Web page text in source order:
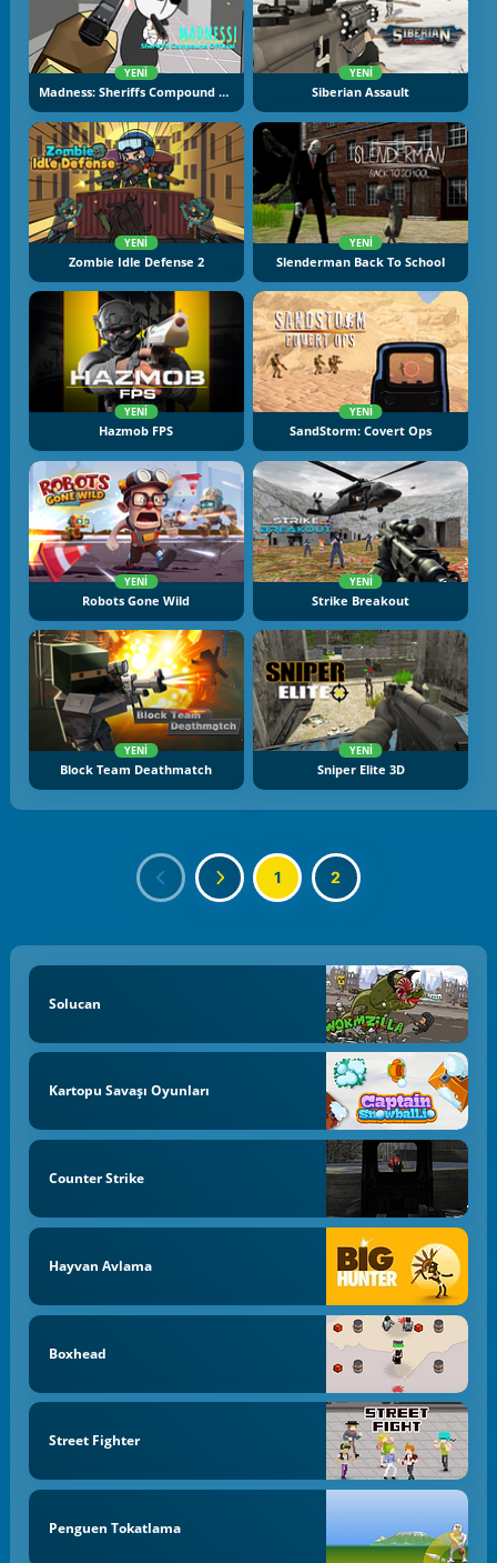
YENI
Madness: Sheriffs Compound Official
YENI
Siberian Assault
YENI
Zombie Idle Defense 2
YENI
Slenderman Back To School
YENI
Hazmob FPS
YENI
SandStorm: Covert Ops
YENI
Robots Gone Wild
YENI
Strike Breakout
YENI
Block Team Deathmatch
YENI
Sniper Elite 3D
1 2
Solucan
Kartopu Savaşı Oyunları
Counter Strike
Hayvan Avlama
Boxhead
Street Fighter
Penguen Tokatlama